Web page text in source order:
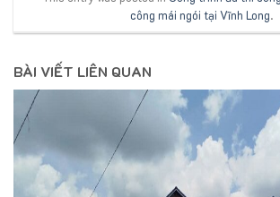
công mái ngói tại Vĩnh Long.
BÀI VIẾT LIÊN QUAN